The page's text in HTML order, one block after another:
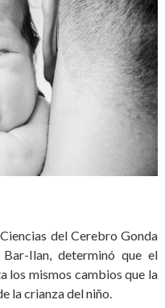
del Cerebro Gonda
Ilan, determinó que el
los mismos cambios que la
la crianza del niño.